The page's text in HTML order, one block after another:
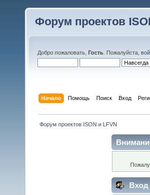
Форум проектов
Добро пожаловать, Гость . Пожалуйста,
Начало Помощь Поиск Вход
Форум проектов ISON и LFVN
Вход